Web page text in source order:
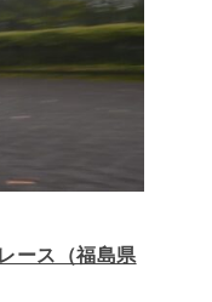
ース（福島県